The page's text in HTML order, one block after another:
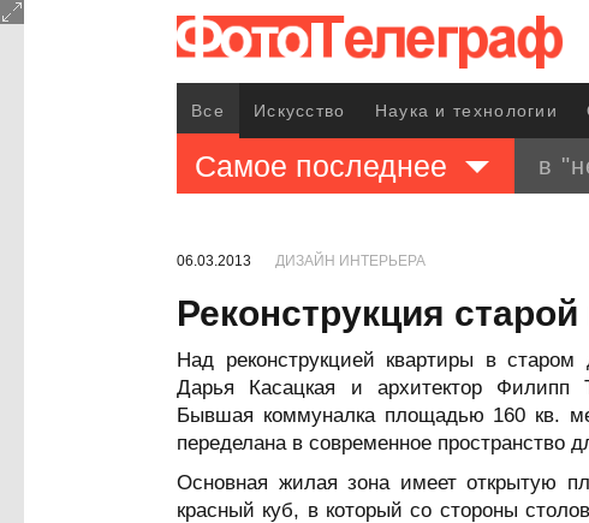
Все Искусство Наука и технологии
Самое последнее в
06.03.2013 ДИЗАЙН ИНТЕРЬЕРА
Реконструкция
Над реконструкцией квартиры в
Дарья Касацкая и архитектор Филипп
Бывшая коммуналка площадью 160 кв.
переделана в современное пространство
Основная жилая зона имеет открытую
красный куб, в который со стороны